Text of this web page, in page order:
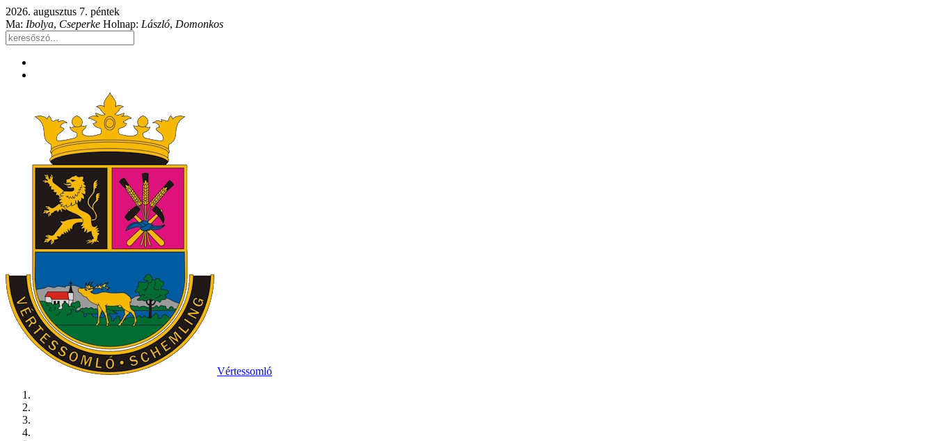
2026. augusztus 7. péntek
Ma: Ibolya, Cseperke Holnap: László, Domonkos
Vértessomló